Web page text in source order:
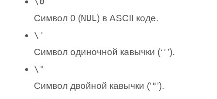
Символ 0 (NUL) в ASCII коде.
\'
Символ одиночной кавычки (‘ ' ’).
\"
Символ двойной кавычки (‘"’).